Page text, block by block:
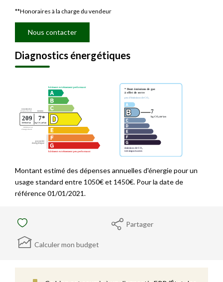
**Honoraires à la charge du vendeur
Nous contacter
Diagnostics énergétiques
Montant estimé des dépenses annuelles d'énergie pour un
usage standard entre 1050€ et 1450€. Pour la date de
référence 01/01/2021.
Partager
Calculer mon budget